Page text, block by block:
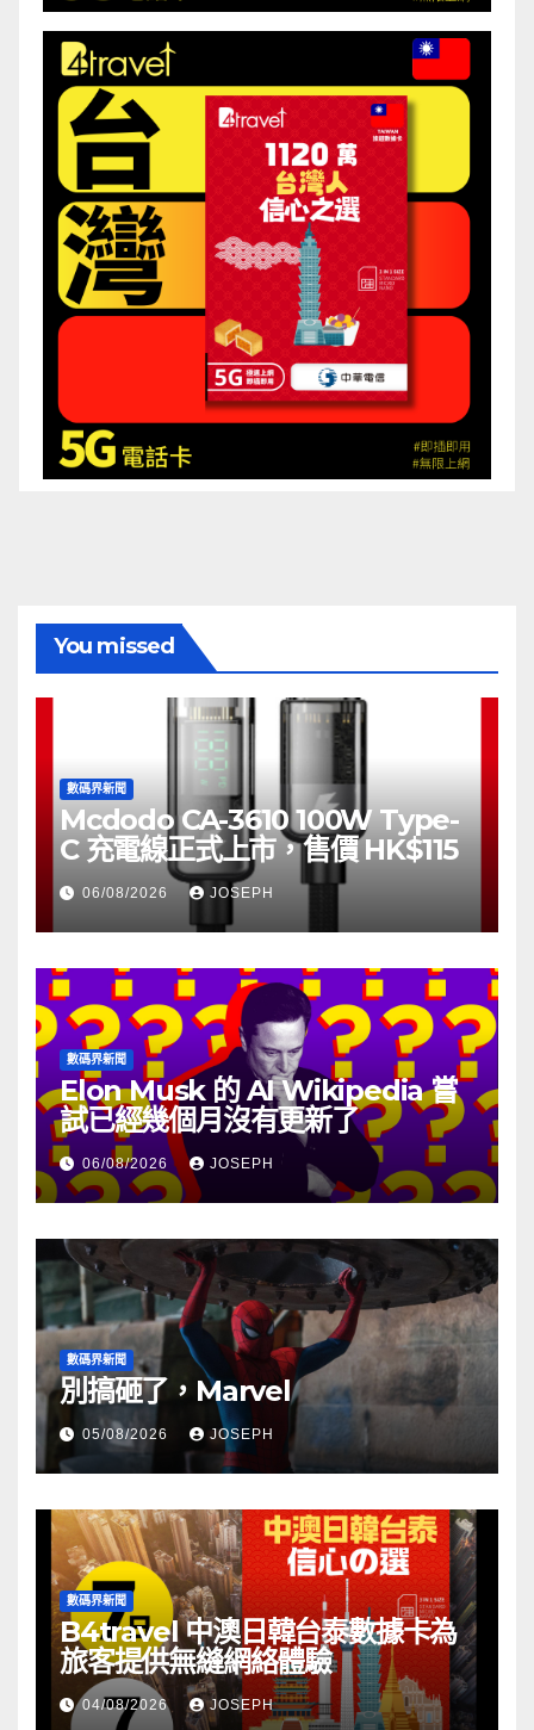
You missed
數碼界新聞
Mcdodo CA-3610 100W Type-
C 充電線正式上市，售價 HK$115
06/08/2026 JOSEPH
數碼界新聞
Elon Musk 的 AI Wikipedia 嘗
試已經幾個月沒有更新了
06/08/2026 JOSEPH
數碼界新聞
別搞砸了，Marvel
05/08/2026 JOSEPH
數碼界新聞
B4travel 中澳日韓台泰數據卡為
旅客提供無縫網絡體驗
04/08/2026 JOSEPH